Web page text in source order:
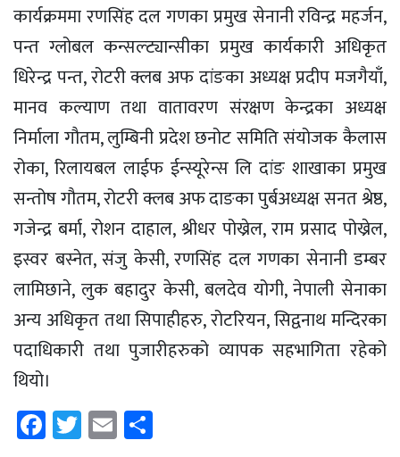
कार्यक्रममा रणसिंह दल गणका प्रमुख सेनानी रविन्द्र महर्जन,
पन्त ग्लोबल कन्सल्ट्यान्सीका प्रमुख कार्यकारी अधिकृत
धिरेन्द्र पन्त, रोटरी क्लब अफ दांङका अध्यक्ष प्रदीप मजगैयाँ,
मानव कल्याण तथा वातावरण संरक्षण केन्द्रका अध्यक्ष
निर्माला गौतम, लुम्बिनी प्रदेश छनोट समिति संयोजक कैलास
रोका, रिलायबल लाईफ ईन्स्यूरेन्स लि दांङ शाखाका प्रमुख
सन्तोष गौतम, रोटरी क्लब अफ दाङका पुर्बअध्यक्ष सनत श्रेष्ठ,
गजेन्द्र बर्मा, रोशन दाहाल, श्रीधर पोख्रेल, राम प्रसाद पोख्रेल,
इस्वर बस्नेत, संजु केसी, रणसिंह दल गणका सेनानी डम्बर
लामिछाने, लुक बहादुर केसी, बलदेव योगी, नेपाली सेनाका
अन्य अधिकृत तथा सिपाहीहरु, रोटरियन, सिद्वनाथ मन्दिरका
पदाधिकारी तथा पुजारीहरुको व्यापक सहभागिता रहेको
थियो।
Facebook
Twitter
Email